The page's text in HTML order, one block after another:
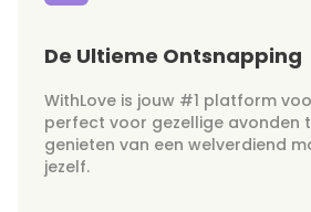
De Ultieme Ontsnapping
WithLove is jouw #1 platform
perfect voor gezellige avonden
genieten van een welverdiend
jezelf.